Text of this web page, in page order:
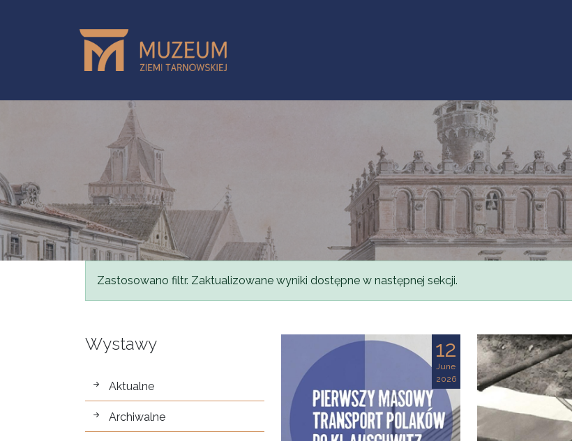
Status message
Zastosowano filtr. Zaktualizowane wyniki dostępne w następnej sekcji.
Wystawy
wystawy
Aktualne
Archiwalne
12
June
2026